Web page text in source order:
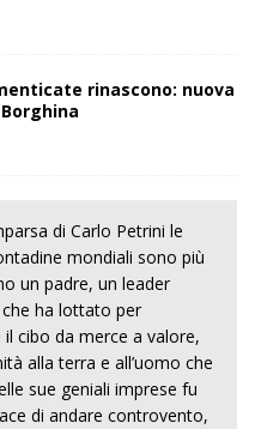
rinascono: nuova
di Carlo Petrini le
mondiali sono più
un padre, un leader
ha lottato per
cibo da merce a valore,
alla terra e all’uomo che
sue geniali imprese fu
di andare controvento,